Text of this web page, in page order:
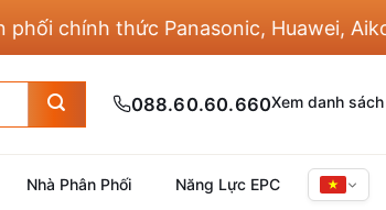
chính thức Panasonic, Huawei, Aiko,
088.60.60.660Xem danh
Nhà Phân Phối Năng Lực EPC